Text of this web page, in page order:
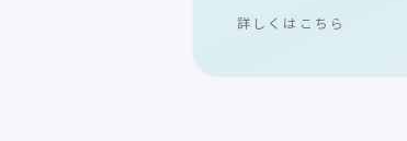
詳しくはこちら